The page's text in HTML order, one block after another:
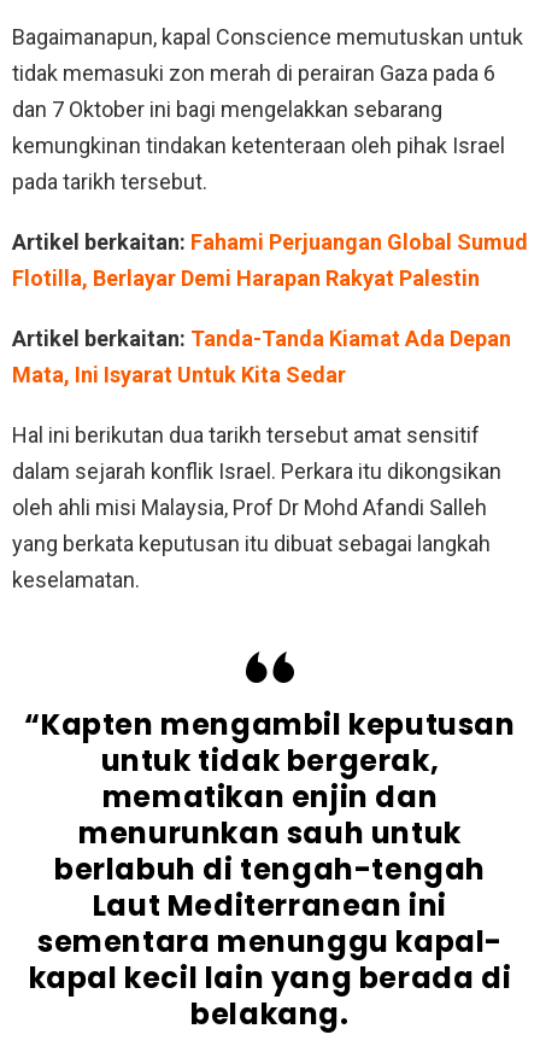
Bagaimanapun, kapal Conscience memutuskan untuk
tidak memasuki zon merah di perairan Gaza pada 6
dan 7 Oktober ini bagi mengelakkan sebarang
kemungkinan tindakan ketenteraan oleh pihak Israel
pada tarikh tersebut.
Artikel berkaitan: Fahami Perjuangan Global Sumud
Flotilla, Berlayar Demi Harapan Rakyat Palestin
Artikel berkaitan: Tanda-Tanda Kiamat Ada Depan
Mata, Ini Isyarat Untuk Kita Sedar
Hal ini berikutan dua tarikh tersebut amat sensitif
dalam sejarah konflik Israel. Perkara itu dikongsikan
oleh ahli misi Malaysia, Prof Dr Mohd Afandi Salleh
yang berkata keputusan itu dibuat sebagai langkah
keselamatan.
“Kapten mengambil keputusan
untuk tidak bergerak,
mematikan enjin dan
menurunkan sauh untuk
berlabuh di tengah-tengah
Laut Mediterranean ini
sementara menunggu kapal-
kapal kecil lain yang berada di
belakang.